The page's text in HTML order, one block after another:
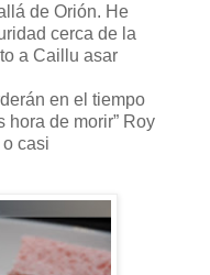
de Orión. He
cerca de la
a Caillu asar
en el tiempo
hora de morir” Roy
casi